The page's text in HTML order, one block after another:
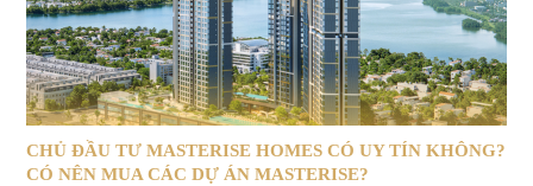
CHỦ ĐẦU TƯ MASTERISE HOMES CÓ UY TÍN KHÔNG?
CÓ NÊN MUA CÁC DỰ ÁN MASTERISE?